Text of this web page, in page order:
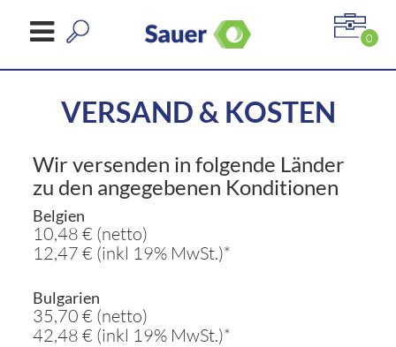
0
VERSAND & KOSTEN
Wir versenden in folgende Länder
zu den angegebenen Konditionen
Belgien
10,48 € (netto)
12,47 € (inkl 19% MwSt.)*
Bulgarien
35,70 € (netto)
42,48 € (inkl 19% MwSt.)*